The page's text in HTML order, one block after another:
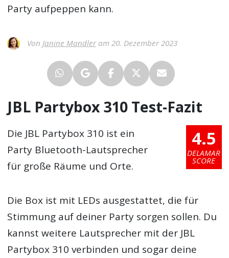
Party aufpeppen kann.
Von Janine Mandleram 20. Dezember 2023
JBL Partybox 310 Test-Fazit
4.5
DELAMAR
SCORE
Die JBL Partybox 310 ist ein
Party Bluetooth-Lautsprecher
für große Räume und Orte.
Die Box ist mit LEDs ausgestattet, die für
Stimmung auf deiner Party sorgen sollen. Du
kannst weitere Lautsprecher mit der JBL
Partybox 310 verbinden und sogar deine